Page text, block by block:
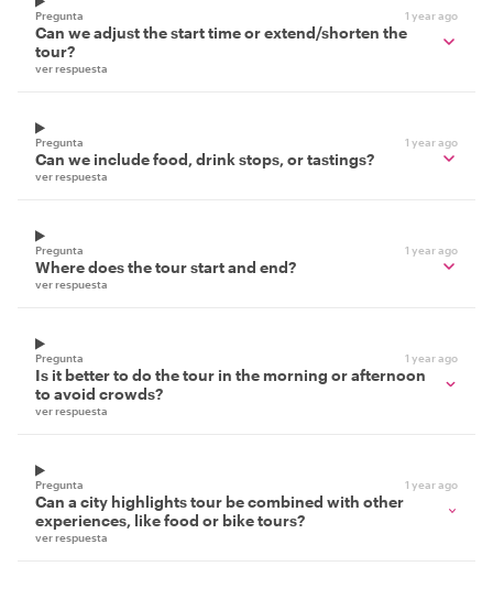
Pregunta 1 year ago
Can we adjust the start time or extend/shorten the
tour?
ver respuesta
Pregunta 1 year ago
Can we include food, drink stops, or tastings?
ver respuesta
Pregunta 1 year ago
Where does the tour start and end?
ver respuesta
Pregunta 1 year ago
Is it better to do the tour in the morning or afternoon
to avoid crowds?
ver respuesta
Pregunta 1 year ago
Can a city highlights tour be combined with other
experiences, like food or bike tours?
ver respuesta